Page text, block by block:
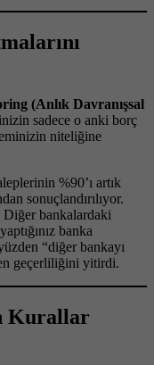
(Anlık Davranışsal
sadece o anki borç
niteliğine
%90’ı artık
sonuçlandırılıyor.
Diğer bankalardaki
banka
“diğer bankayı
geçerliliğini yitirdi.
Kurallar